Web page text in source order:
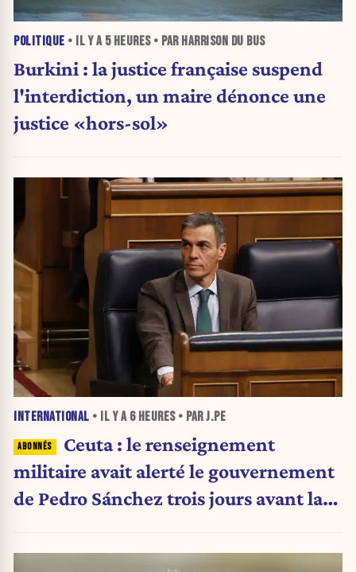
POLITIQUE • IL Y A 5 HEURES• PAR HARRISON DU BUS
Burkini : la justice française suspend
l'interdiction, un maire dénonce une
justice «hors-sol»
INTERNATIONAL • IL Y A 6 HEURES• PAR J.PE
Ceuta : le renseignement
militaire avait alerté le gouvernement
de Pedro Sánchez trois jours avant la